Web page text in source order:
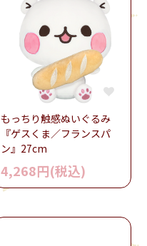
もっちり触感ぬいぐるみ
『ゲスくま／フランスパ
ン』27cm
4,268円(税込)